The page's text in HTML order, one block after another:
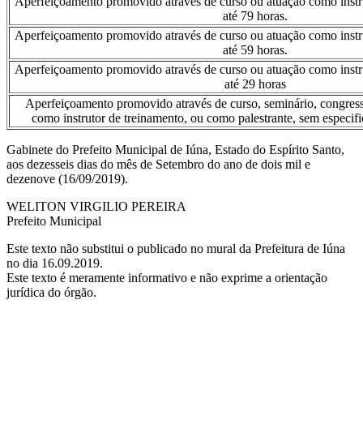
até 79 horas.
Aperfeiçoamento promovido através de curso ou atuação como
até 59 horas.
Aperfeiçoamento promovido através de curso ou atuação como
até 29 horas
Aperfeiçoamento promovido através de curso, seminário,
como instrutor de treinamento, ou como palestrante, sem
Gabinete do Prefeito Municipal de Iúna, Estado do Espírito Santo,
aos dezesseis dias do mês de Setembro do ano de dois mil e
dezenove (16/09/2019).
WELITON VIRGILIO PEREIRA
Prefeito Municipal
Este texto não substitui o publicado no mural da Prefeitura de Iúna
no dia 16.09.2019.
Este texto é meramente informativo e não exprime a orientação
jurídica do órgão.